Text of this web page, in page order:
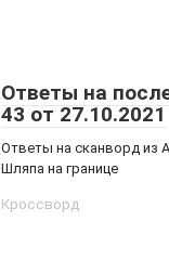
Ответы на
43 от 27.10.2021
Ответы на сканворд из
Шляпа на границе
Кроссворд